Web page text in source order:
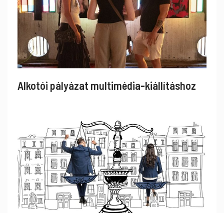
Alkotói pályázat multimédia-kiállításhoz